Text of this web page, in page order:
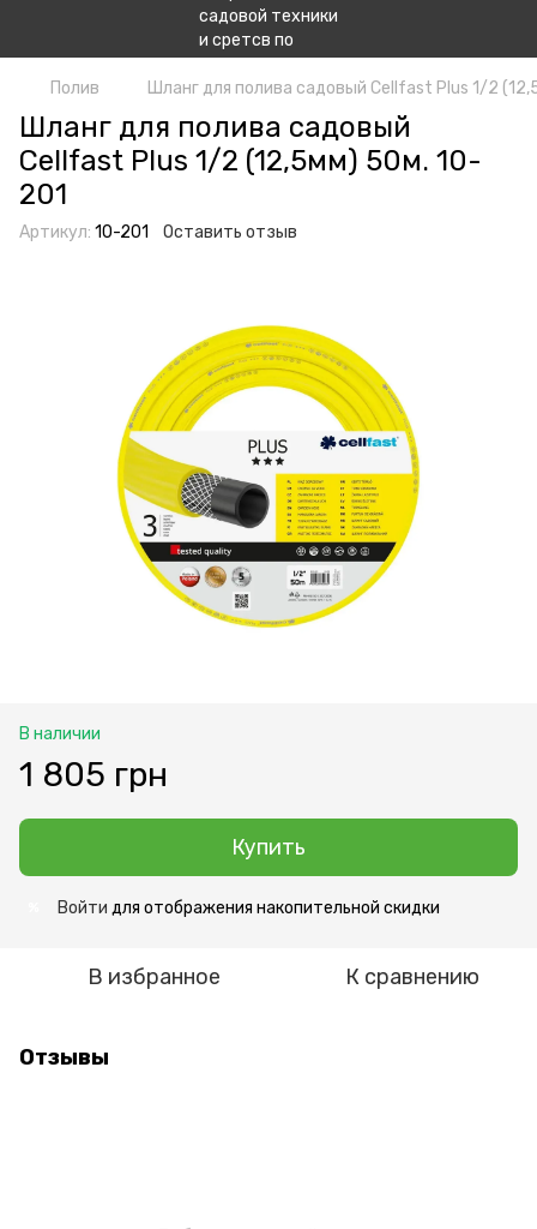
Полив Шланг для полива садовый Сellfast Plus 1/2
Шланг для полива садовый
Сellfast Plus 1/2 (12,5мм) 50м. 10-
201
Артикул: 10-201 Оставить отзыв
В наличии
1 805 грн
Купить
Войти для отображения накопительной скидки
В избранное К сравнению
Отзывы